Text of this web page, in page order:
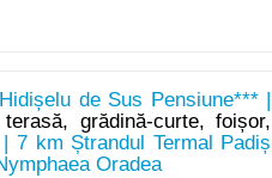
de Sus Pensiune*** |
grădină-curte, foișor,
7 km Ștrandul Termal Padiș
Oradea